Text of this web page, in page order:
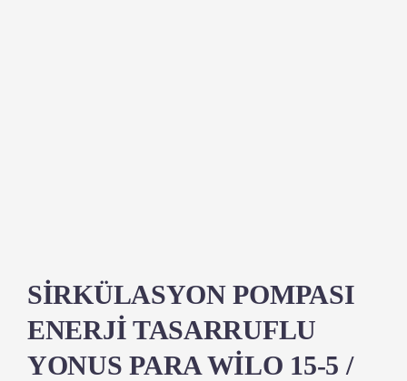
SİRKÜLASYON POMPASI
ENERJİ TASARRUFLU
YONUS PARA WİLO 15-5 /